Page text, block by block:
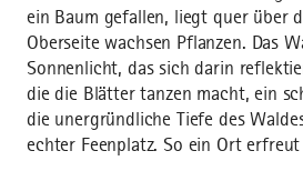
ein Baum gefallen, liegt quer über
Oberseite wachsen Pflanzen. Das
Sonnenlicht, das sich darin
die die Blätter tanzen macht, ein
die unergründliche Tiefe des
echter Feenplatz. So ein Ort erfreut